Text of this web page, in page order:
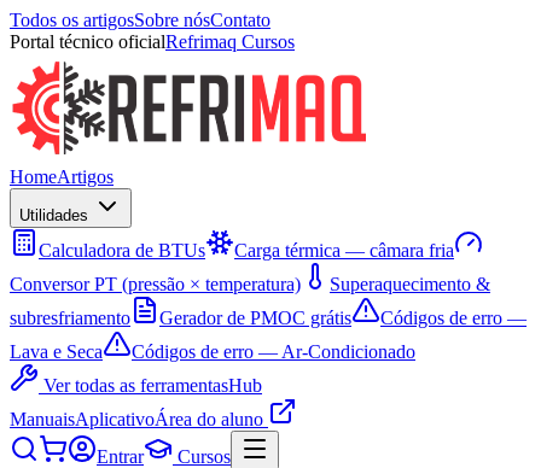
Todos os artigosSobre nósContato
Portal técnico oficialRefrimaq Cursos
HomeArtigos
Utilidades
Calculadora de BTUs
Carga térmica — câmara fria
Conversor PT (pressão × temperatura)
Superaquecimento &
subresfriamento
Gerador de PMOC grátis
Códigos de erro —
Lava e Seca
Códigos de erro — Ar-Condicionado
Ver todas as ferramentasHub
ManuaisAplicativoÁrea do aluno
Entrar
Cursos